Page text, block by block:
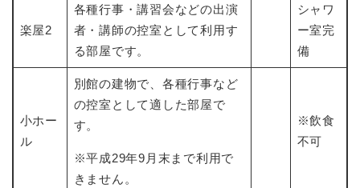
楽屋2
各種行事・講習会などの出演
者・講師の控室として利用す
る部屋です。
シャワ
ー室完
備
小ホー
ル
別館の建物で、各種行事など
の控室として適した部屋で
す。
※平成29年9月末まで利用で
きません。
※飲食
不可